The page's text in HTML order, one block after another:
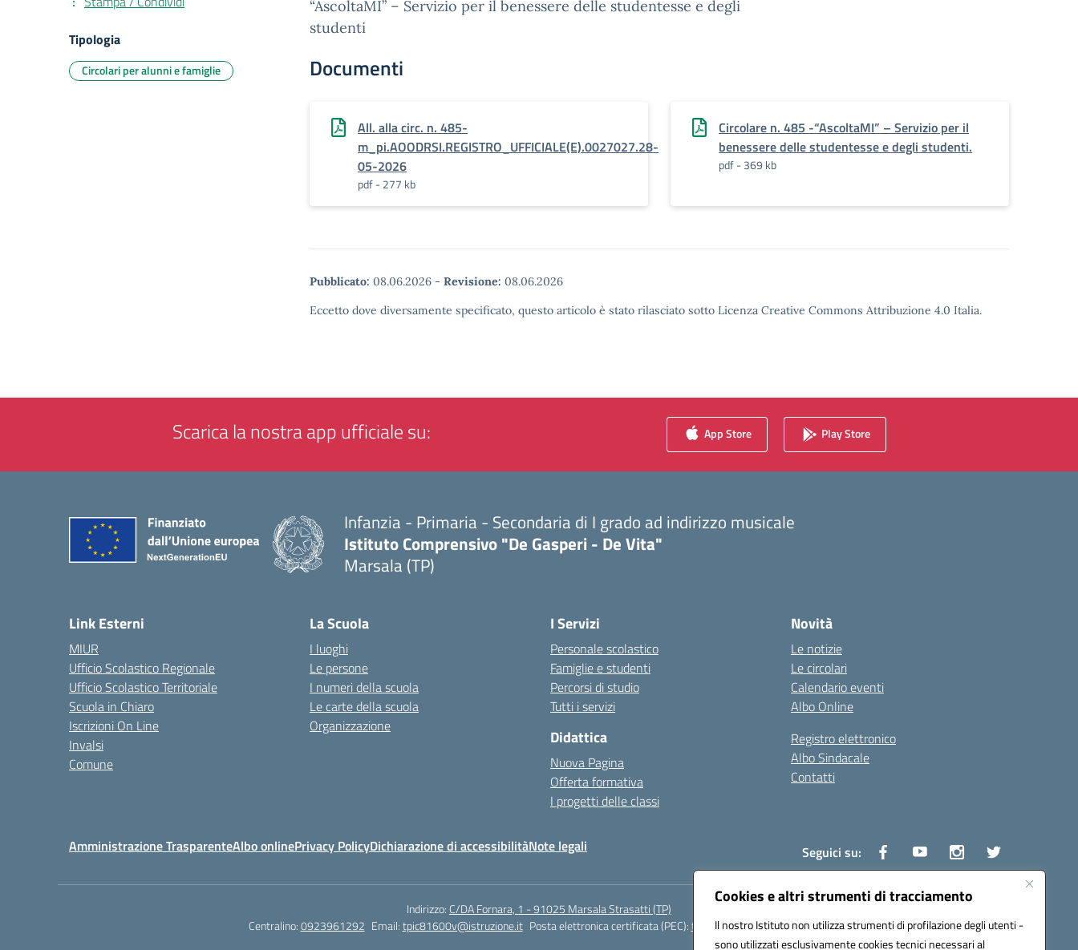
Cookies e altri strumenti di tracciamento
Il nostro Istituto non utilizza strumenti di profilazione degli utenti -
sono utilizzati esclusivamente cookies tecnici necessari al
“AscoltaMI” – Servizio per il benessere delle studentesse e degli
studenti
Documenti
All. alla circ. n. 485-
m_pi.AOODRSI.REGISTRO_UFFICIALE(E).0027027.28-
05-2026
pdf - 277 kb
Circolare n. 485 -“AscoltaMI” – Servizio per il
benessere delle studentesse e degli studenti.
pdf - 369 kb
Pubblicato: 08.06.2026 - Revisione: 08.06.2026
Eccetto dove diversamente specificato, questo articolo è stato rilasciato sotto Licenza Creative Commons Attribuzione 4.0 Italia.
Tipologia
Circolari per alunni e famiglie
Scarica la nostra app ufficiale su: App Store Play Store
Infanzia - Primaria - Secondaria di I grado ad indirizzo musicale
Istituto Comprensivo "De Gasperi - De Vita"
Marsala (TP)
Link Esterni
MIUR
Ufficio Scolastico Regionale
Ufficio Scolastico Territoriale
Scuola in Chiaro
Iscrizioni On Line
Invalsi
Comune
La Scuola
I luoghi
Le persone
I numeri della scuola
Le carte della scuola
Organizzazione
I Servizi
Personale scolastico
Famiglie e studenti
Percorsi di studio
Tutti i servizi
Didattica
Nuova Pagina
Offerta formativa
I progetti delle classi
Novità
Le notizie
Le circolari
Calendario eventi
Albo Online
Registro elettronico
Albo Sindacale
Contatti
Amministrazione TrasparenteAlbo onlinePrivacy PolicyDichiarazione di accessibilitàNote legali Seguici su:
Indirizzo: C/DA Fornara, 1 - 91025 Marsala Strasatti (TP)
Centralino:0923961292 Email:tpic81600v@istruzione.it Posta elettronica certificata (PEC):tpic81600v@pec.istruzione.it